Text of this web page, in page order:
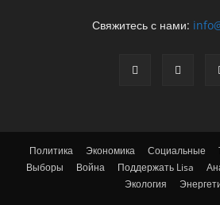
Свяжитесь с нами:
Политика Экономика Социальные
Выборы
Война Поддержать Lisa
Экология